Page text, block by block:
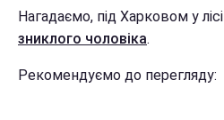
Нагадаємо, під Харковом у лісі
зниклого чоловіка.
Рекомендуємо до перегляду: